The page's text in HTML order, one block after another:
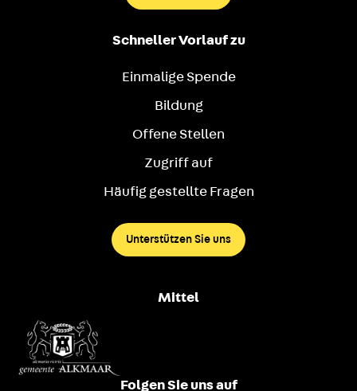
Schneller Vorlauf zu
Einmalige Spende
Bildung
Offene Stellen
Zugriff auf
Häufig gestellte Fragen
Unterstützen Sie uns
Mittel
Folgen Sie uns auf